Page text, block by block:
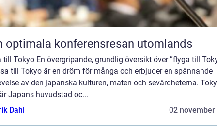
optimala konferensresan utomlands
till Tokyo En övergripande, grundlig översikt över ”flyga till
till Tokyo är en dröm för många och erbjuder en spännande
av den japanska kulturen, maten och sevärdheterna.
Japans huvudstad oc...
Dahl
02 november